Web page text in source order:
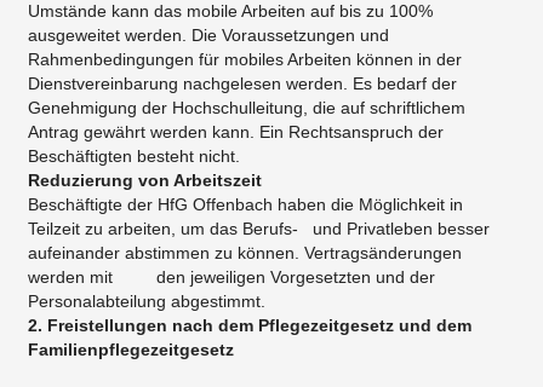
Umstände kann das mobile Arbeiten auf bis zu 100%
ausgeweitet werden. Die Voraussetzungen und
Rahmenbedingungen für mobiles Arbeiten können in der
Dienstvereinbarung nachgelesen werden. Es bedarf der
Genehmigung der Hochschulleitung, die auf schriftlichem
Antrag gewährt werden kann. Ein Rechtsanspruch der
Beschäftigten besteht nicht.
Reduzierung von Arbeitszeit
Beschäftigte der HfG Offenbach haben die Möglichkeit in
Teilzeit zu arbeiten, um das Berufs- und Privatleben besser
aufeinander abstimmen zu können. Vertragsänderungen
werden mit den jeweiligen Vorgesetzten und der
Personalabteilung abgestimmt.
2. Freistellungen nach dem Pflegezeitgesetz und dem
Familienpflegezeitgesetz